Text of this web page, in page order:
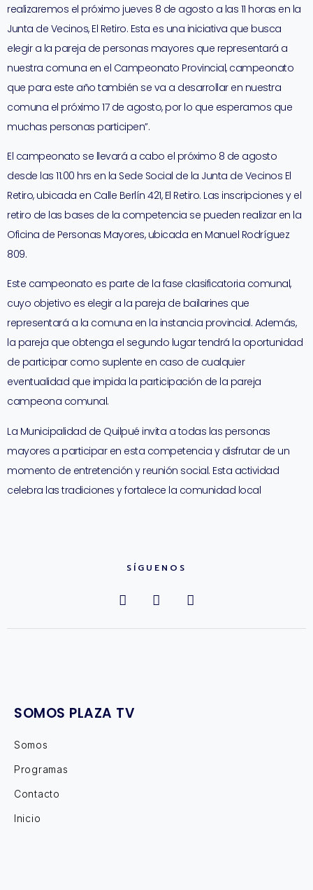
realizaremos el próximo jueves 8 de agosto a las 11 horas en la
Junta de Vecinos, El Retiro. Esta es una iniciativa que busca
elegir a la pareja de personas mayores que representará a
nuestra comuna en el Campeonato Provincial, campeonato
que para este año también se va a desarrollar en nuestra
comuna el próximo 17 de agosto, por lo que esperamos que
muchas personas participen”.
El campeonato se llevará a cabo el próximo 8 de agosto
desde las 11:00 hrs en la Sede Social de la Junta de Vecinos El
Retiro, ubicada en Calle Berlín 421, El Retiro. Las inscripciones y el
retiro de las bases de la competencia se pueden realizar en la
Oficina de Personas Mayores, ubicada en Manuel Rodríguez
809.
Este campeonato es parte de la fase clasificatoria comunal,
cuyo objetivo es elegir a la pareja de bailarines que
representará a la comuna en la instancia provincial. Además,
la pareja que obtenga el segundo lugar tendrá la oportunidad
de participar como suplente en caso de cualquier
eventualidad que impida la participación de la pareja
campeona comunal.
La Municipalidad de Quilpué invita a todas las personas
mayores a participar en esta competencia y disfrutar de un
momento de entretención y reunión social. Esta actividad
celebra las tradiciones y fortalece la comunidad local
SÍGUENOS
SOMOS PLAZA TV
Somos
Programas
Contacto
Inicio